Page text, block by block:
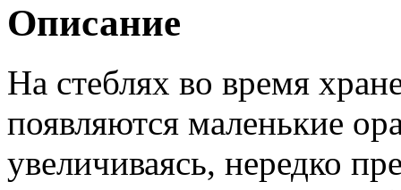
Описание
На стеблях во время
появляются маленькие
увеличиваясь, нередко